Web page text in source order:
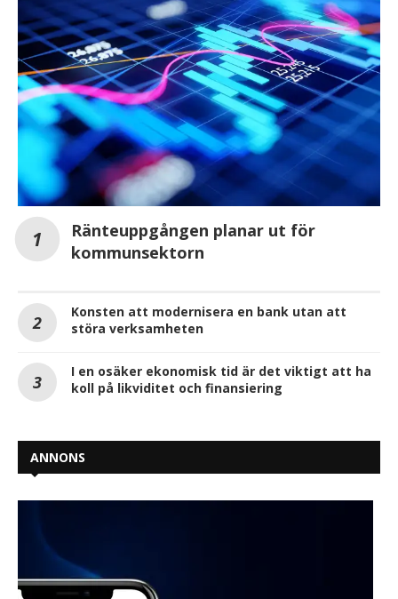
Ränteuppgången planar ut för
kommunsektorn
Konsten att modernisera en bank utan att
störa verksamheten
I en osäker ekonomisk tid är det viktigt att ha
koll på likviditet och finansiering
ANNONS